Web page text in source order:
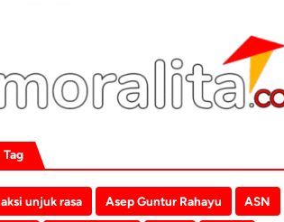
Tag
aksi unjuk rasa Asep Guntur Rahayu ASN